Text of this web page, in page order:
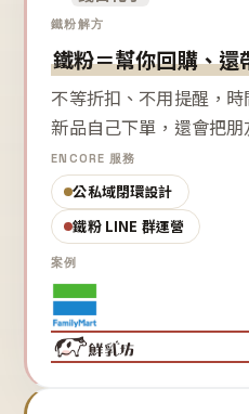
鐵粉解方
鐵粉＝幫你回購、還
不等折扣、不用提醒，
新品自己下單，還會把朋
ENCORE 服務
公私域閉環設計
鐵粉 LINE 群運營
案例